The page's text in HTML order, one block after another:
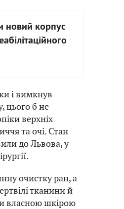
новий корпус
і вимкнув
цього б не
верхніх
та очі. Стан
до Львова, у
очистку ран, а
тканини й
власною шкірою